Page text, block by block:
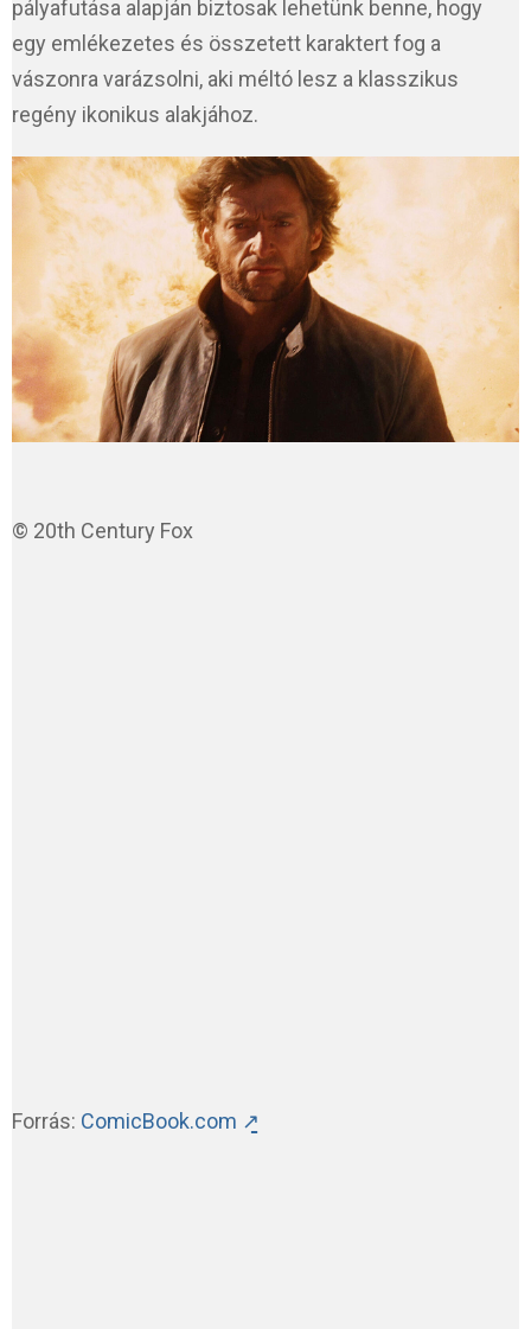
pályafutása alapján biztosak lehetünk benne, hogy
egy emlékezetes és összetett karaktert fog a
vászonra varázsolni, aki méltó lesz a klasszikus
regény ikonikus alakjához.
© 20th Century Fox
Forrás: ComicBook.com ↗̱